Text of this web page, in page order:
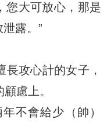
您大可放心，那是
露。”
攻心計的女子，
慮上。
不會給少（帥）